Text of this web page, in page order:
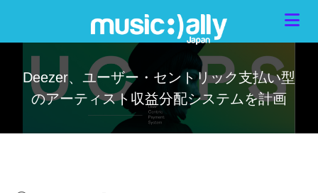
Deezer、ユーザー・セントリック支払い型
のアーティスト収益分配システムを計画